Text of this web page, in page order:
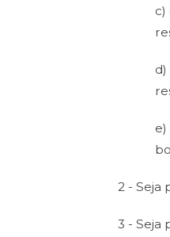
c)
2 - Seja
3 - Seja